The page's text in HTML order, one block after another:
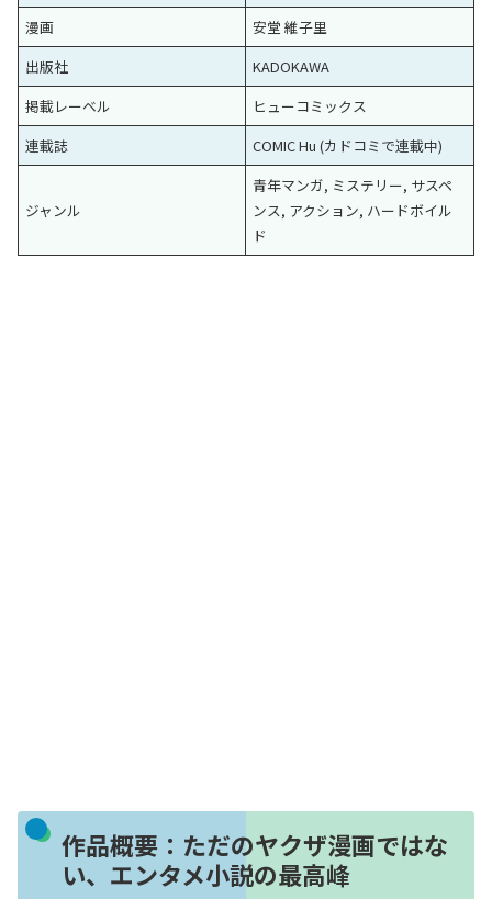
漫画
安堂 維子里
出版社
KADOKAWA
掲載レーベル
ヒューコミックス
連載誌
COMIC Hu (カドコミで連載中)
ジャンル
青年マンガ, ミステリー, サスペ
ンス, アクション, ハードボイル
ド
作品概要：ただのヤクザ漫画ではな
い、エンタメ小説の最高峰